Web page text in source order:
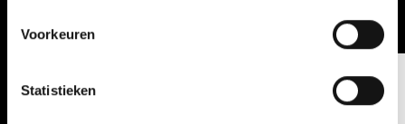
Voorkeuren
Statistieken